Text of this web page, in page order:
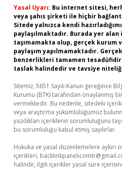
Yasal Uyarı: Bu internet sitesi,
veya şahıs şirketi ile hiçbir
Sitede yalnızca kendi
paylaşılmaktadır. Burada yer
taşımamakta olup, gerçek kurum
paylaşım yapılmamaktadır.
benzerlikleri tamamen
taslak halindedir ve tavsiye
Sitemiz, 5651 Sayılı Kanun gereğince
Kurumu (BTK) tarafından onaylanmış
vermektedir. Bu nedenle, sitedeki
veya araştırma yükümlülüğümüz
yazdıkları içeriklerin sorumluluğunu
bu sorumluluğu kabul etmiş sayılırlar.
Hukuka ve yasal düzenlemelere aykırı
içerikleri,
halinde, ilgili içerikler yasal süre